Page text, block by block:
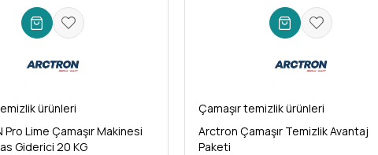
ürünleri
Pro Lime Çamaşır Makinesi
Giderici 20 KG
Çamaşır temizlik ürünleri
Arctron Çamaşır Temizlik Avantaj
Paketi